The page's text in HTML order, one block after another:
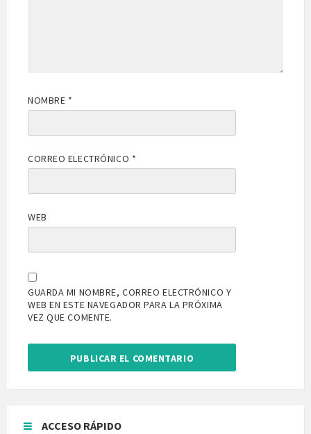
NOMBRE *
CORREO ELECTRÓNICO *
WEB
GUARDA MI NOMBRE, CORREO ELECTRÓNICO Y
WEB EN ESTE NAVEGADOR PARA LA PRÓXIMA
VEZ QUE COMENTE.
ACCESO RÁPIDO